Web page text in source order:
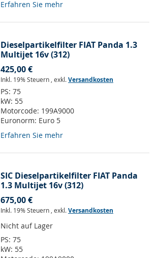
Erfahren Sie mehr
Dieselpartikelfilter FIAT Panda 1.3
Multijet 16v (312)
425,00 €
Inkl. 19% Steuern , exkl.Versandkosten
PS: 75
kW: 55
Motorcode: 199A9000
Euronorm: Euro 5
Erfahren Sie mehr
SIC Dieselpartikelfilter FIAT Panda
1.3 Multijet 16v (312)
675,00 €
Inkl. 19% Steuern , exkl.Versandkosten
Nicht auf Lager
PS: 75
kW: 55